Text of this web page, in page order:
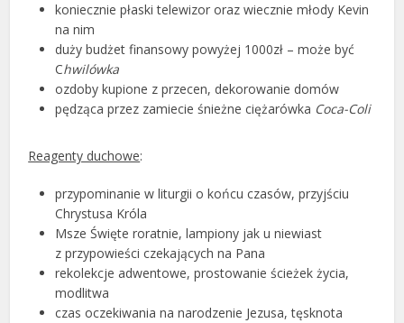
koniecznie płaski telewizor oraz wiecznie młody Kevin
na nim
duży budżet finansowy powyżej 1000zł – może być
Chwilówka
ozdoby kupione z przecen, dekorowanie domów
pędząca przez zamiecie śnieżne ciężarówka Coca-Coli
Reagenty duchowe:
przypominanie w liturgii o końcu czasów, przyjściu
Chrystusa Króla
Msze Święte roratnie, lampiony jak u niewiast
z przypowieści czekających na Pana
rekolekcje adwentowe, prostowanie ścieżek życia,
modlitwa
czas oczekiwania na narodzenie Jezusa, tęsknota